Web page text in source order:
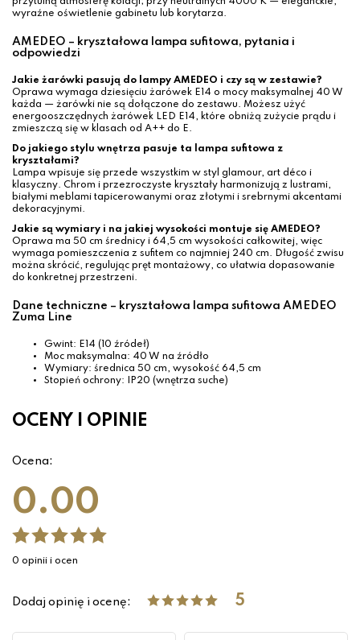
wyraźne oświetlenie gabinetu lub korytarza.
AMEDEO – kryształowa lampa sufitowa, pytania i
odpowiedzi
Jakie żarówki pasują do lampy AMEDEO i czy są w zestawie?
Oprawa wymaga dziesięciu żarówek E14 o mocy maksymalnej 40 W
każda — żarówki nie są dołączone do zestawu. Możesz użyć
energooszczędnych żarówek LED E14, które obniżą zużycie prądu i
zmieszczą się w klasach od A++ do E.
Do jakiego stylu wnętrza pasuje ta lampa sufitowa z
kryształami?
Lampa wpisuje się przede wszystkim w styl glamour, art déco i
klasyczny. Chrom i przezroczyste kryształy harmonizują z lustrami,
białymi meblami tapicerowanymi oraz złotymi i srebrnymi akcentami
dekoracyjnymi.
Jakie są wymiary i na jakiej wysokości montuje się AMEDEO?
Oprawa ma 50 cm średnicy i 64,5 cm wysokości całkowitej, więc
wymaga pomieszczenia z sufitem co najmniej 240 cm. Długość zwisu
można skrócić, regulując pręt montażowy, co ułatwia dopasowanie
do konkretnej przestrzeni.
Dane techniczne – kryształowa lampa sufitowa AMEDEO
Zuma Line
Gwint: E14 (10 źródeł)
Moc maksymalna: 40 W na źródło
Wymiary: średnica 50 cm, wysokość 64,5 cm
Stopień ochrony: IP20 (wnętrza suche)
OCENY I OPINIE
Ocena:
0.00
0 opinii i ocen
Dodaj opinię i ocenę: 5